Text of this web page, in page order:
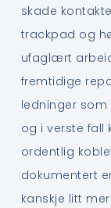
skade
trackpad og
ufaglært
fremtidige
ledninger
og i verste fall
ordentlig
dokumentert
kanskje litt